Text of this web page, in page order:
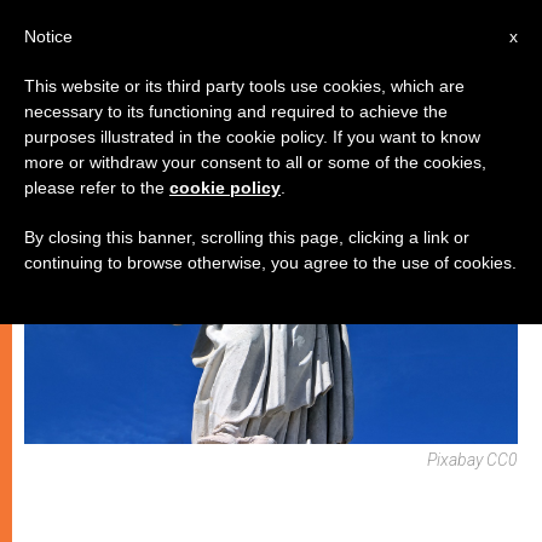
GIOVANI
Pixabay CC0
x
Notice
This website or its third party tools use cookies, which are
necessary to its functioning and required to achieve the
purposes illustrated in the cookie policy. If you want to know
more or withdraw your consent to all or some of the cookies,
please refer to the cookie policy
By closing this banner, scrolling this page, clicking a link or
continuing to browse otherwise, you agree to the use of cookies.